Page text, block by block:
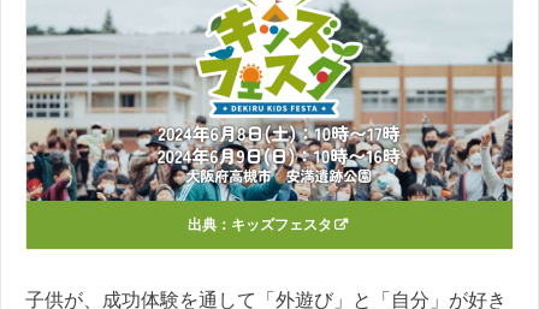
出典： キッズフェスタ
子供が、成功体験を通して「外遊び」と「自分」が好き